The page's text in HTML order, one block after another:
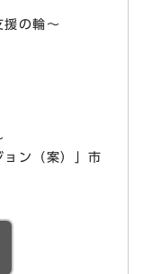
援の輪～
ョン（案）」市